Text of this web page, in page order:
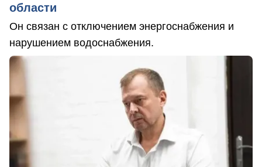
области
Он связан с отключением энергоснабжения и
нарушением водоснабжения.